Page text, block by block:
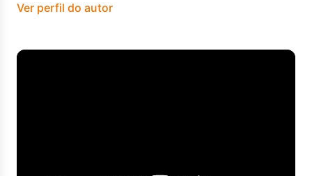
Ver perfil do autor